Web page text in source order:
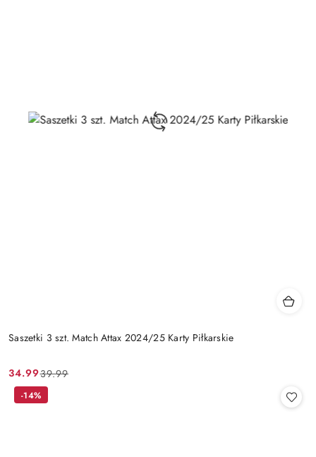
Saszetki 3 szt. Match Attax 2024/25 Karty Piłkarskie
Cena
promocyjna:
34.99
Cena
przed
39.99
-14%